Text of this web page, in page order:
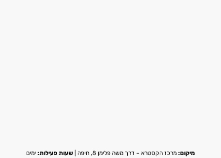
מיקום: מרכז הקסטרא – דרך משה פלימן 8, חיפה | שעות פעילות: ימים